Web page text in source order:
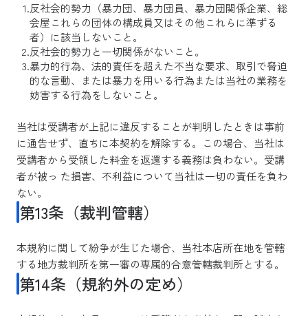
反社会的勢力（暴力団、暴力団員、暴力団関係企業、総
会屋これらの団体の構成員又はその他これらに準ずる
者）に該当しないこと。
反社会的勢力と一切関係がないこと。
暴力的行為、法的責任を超えた不当な要求、取引で脅迫
的な言動、または暴力を用いる行為または当社の業務を
妨害する行為をしないこと。
当社は受講者が上記に違反することが判明したときは事前
に通告せず、直ちに本契約を解除する。この場合、当社は
受講者から受領した料金を返還する義務は負わない。受講
者が被っ た損害、不利益について当社は一切の責任を負わ
ない。
第13条（裁判管轄）
本規約に関して紛争が生じた場合、当社本店所在地を管轄
する地方裁判所を第一審の専属的合意管轄裁判所とする。
第14条（規約外の定め）